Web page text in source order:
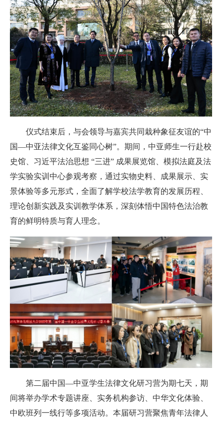
仪式结束后，与会领导与嘉宾共同栽种象征友谊的“中
国—中亚法律文化互鉴同心树”。期间，中亚师生一行赴校
史馆、习近平法治思想 “三进” 成果展览馆、模拟法庭及法
学实验实训中心参观考察，通过实物史料、成果展示、实
景体验等多元形式，全面了解学校法学教育的发展历程、
理论创新实践及实训教学体系，深刻体悟中国特色法治教
育的鲜明特质与育人理念。
第二届中国—中亚学生法律文化研习营为期七天，期
间将举办学术专题讲座、实务机构参访、中华文化体验、
中欧班列一线行等多项活动。本届研习营聚焦青年法律人